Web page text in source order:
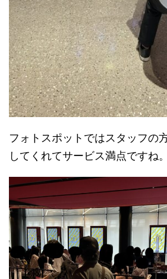
フォトスポットではスタッフの
してくれてサービス満点ですね。